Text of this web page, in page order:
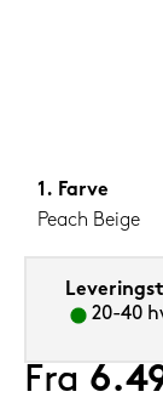
Farve
Peach Beige
20-40
Fra